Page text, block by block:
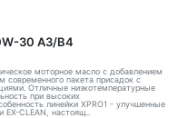
30 A3/B4
моторное масло с добавлением
современного пакета присадок с
Отличные низкотемпературные
при высоких
линейки XPRO1 - улучшенные
CLEAN, настоящ..